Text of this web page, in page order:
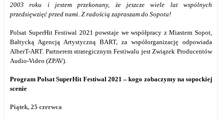
2003 roku i jestem przekonany, że jeszcze wiele lat wspólnych
przedsięwzięć przed nami. Z radością zapraszam do Sopotu!
Polsat SuperHit Festiwal 2021 powstaje we współpracy z Miastem Sopot,
Bałtycką Agencją Artystyczną BART, za współorganizację odpowiada
AlberT-ART. Partnerem strategicznym Festiwalu jest Związek Producentów
Audio-Video (ZPAV).
Program Polsat SuperHit Festiwal 2021 – kogo zobaczymy na sopockiej
scenie
Piątek, 25 czerwca